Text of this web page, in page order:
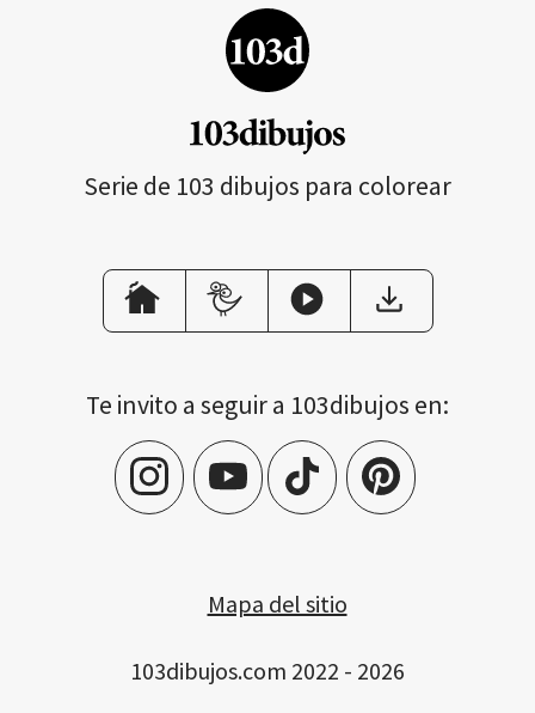
Serie de 103 dibujos para colorear
Te invito a seguir a 103dibujos en:
Mapa del sitio
103dibujos.com 2022 - 2026